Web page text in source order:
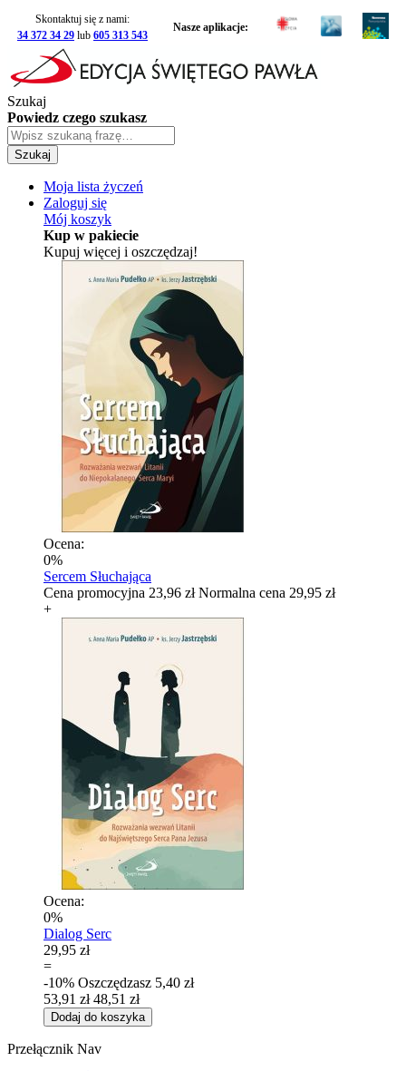
Skontaktuj się z nami:
34 372 34 29 lub 605 313 543
Nasze aplikacje:
Szukaj
Powiedz czego szukasz
Szukaj
Moja lista życzeń
Zaloguj się
Mój koszyk
Kup w pakiecie
Kupuj więcej i oszczędzaj!
Ocena:
0%
Sercem Słuchająca
Cena promocyjna 23,96 zł Normalna cena 29,95 zł
+
Ocena:
0%
Dialog Serc
29,95 zł
=
-10% Oszczędzasz 5,40 zł
53,91 zł 48,51 zł
Dodaj do koszyka
Przełącznik Nav